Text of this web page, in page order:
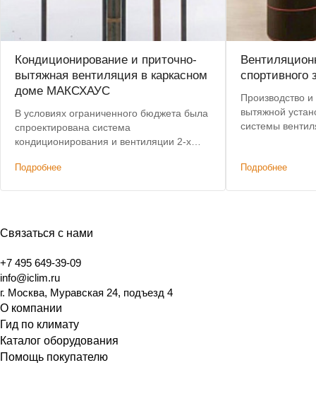
Кондиционирование и приточно-
вытяжная вентиляция в каркасном
доме МАКСХАУС
В условиях ограниченного бюджета была
спроектирована система
кондиционирования и вентиляции 2-х
характеристикам премиальным
Подробнее
спортивного
Производство
вытяжной
системы
Подробнее
Связаться с нами
+7 495 649-39-09
info@iclim.ru
г. Москва, Муравская 24, подъезд 4
О компании
Гид по климату
Каталог оборудования
Помощь покупателю